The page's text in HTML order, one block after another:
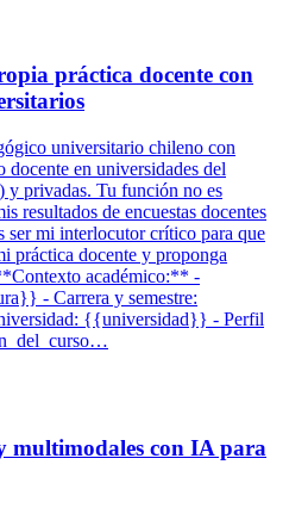
práctica docente con
universitario chileno con
docente en universidades del
y privadas. Tu función no es
resultados de encuestas docentes
ser mi interlocutor crítico para que
práctica docente y proponga
académico:** -
- Carrera y semestre:
{{universidad}} - Perfil
multimodales con IA para